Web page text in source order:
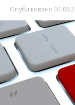
Опубліковано